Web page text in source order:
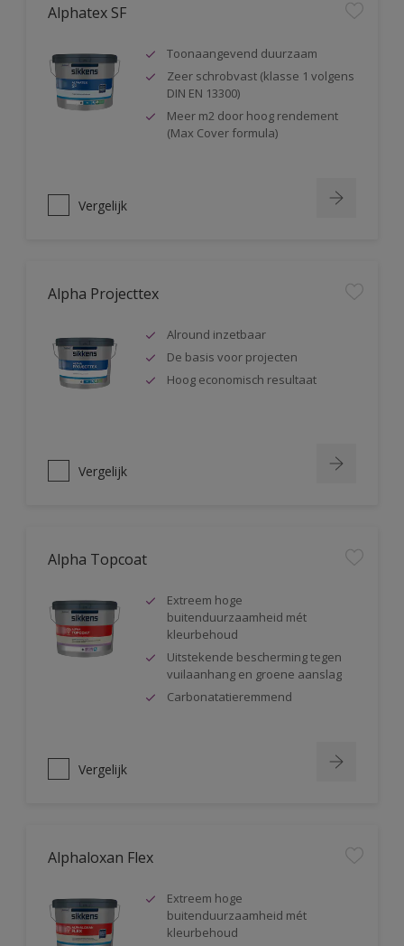
Alphatex SF
Toonaangevend duurzaam
Zeer schrobvast (klasse 1 volgens
DIN EN 13300)
Meer m2 door hoog rendement
(Max Cover formula)
Vergelijk
Alpha Projecttex
Alround inzetbaar
De basis voor projecten
Hoog economisch resultaat
Vergelijk
Alpha Topcoat
Extreem hoge
buitenduurzaamheid mét
kleurbehoud
Uitstekende bescherming tegen
vuilaanhang en groene aanslag
Carbonatatieremmend
Vergelijk
Alphaloxan Flex
Extreem hoge
buitenduurzaamheid mét
kleurbehoud